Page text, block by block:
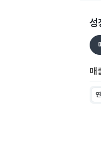
성
매